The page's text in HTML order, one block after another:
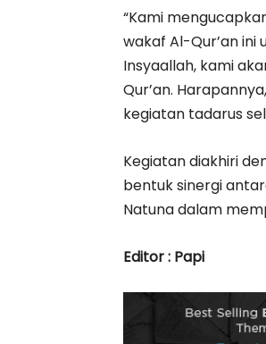
“Kami
wakaf Al-Qur’an ini
Insyaallah, kami
Qur’an.
kegiatan tadarus
Kegiatan diakhiri
bentuk sinergi
Natuna dalam
Editor : Papi